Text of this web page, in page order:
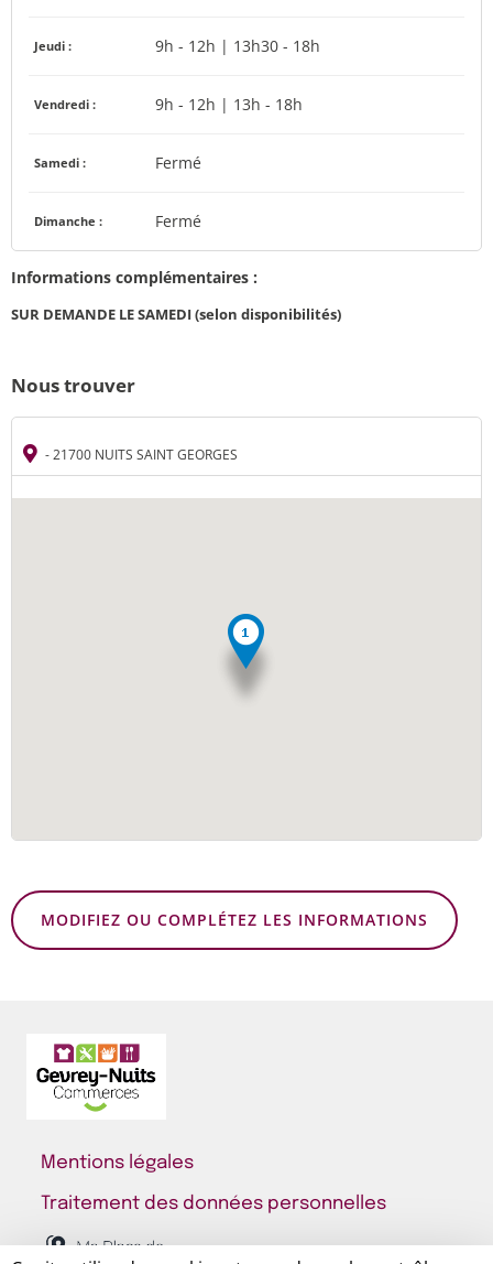
Jeudi : 9h - 12h | 13h30 - 18h
Vendredi : 9h - 12h | 13h - 18h
Samedi : Fermé
Dimanche : Fermé
Informations complémentaires :
SUR DEMANDE LE SAMEDI (selon disponibilités)
Nous trouver
- 21700 NUITS SAINT GEORGES
MODIFIEZ OU COMPLÉTEZ LES INFORMATIONS
Mentions légales
Traitement des données personnelles